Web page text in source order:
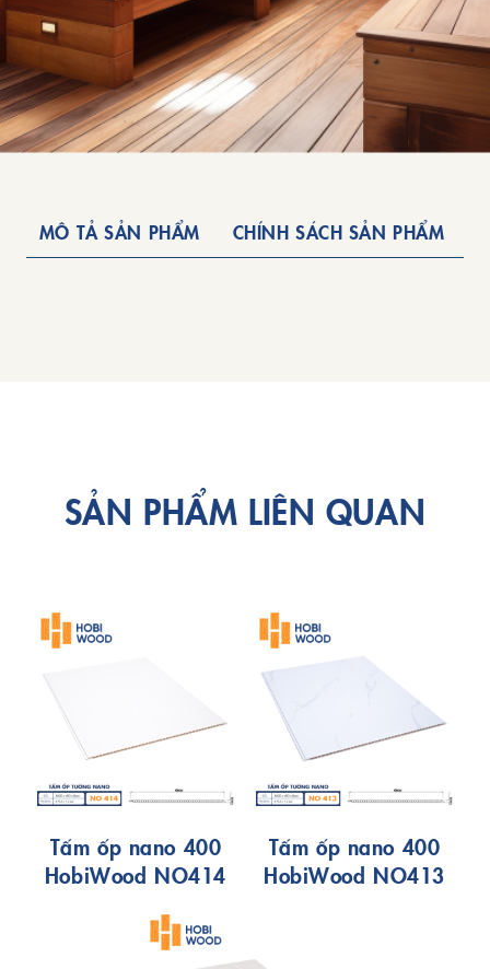
MÔ TẢ SẢN PHẨM CHÍNH SÁCH SẢN PHẨM
SẢN PHẨM LIÊN QUAN
Tấm ốp nano 400
HobiWood NO414
Tấm ốp nano 400
HobiWood NO413